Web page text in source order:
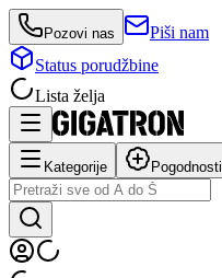
Pozovi nas
Piši nam
Status porudžbine
Lista želja
Kategorije Pogodnosti